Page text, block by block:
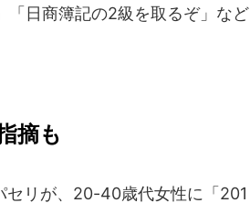
「日商簿記の2級を取るぞ」など
摘も
リが、20-40歳代女性に「201